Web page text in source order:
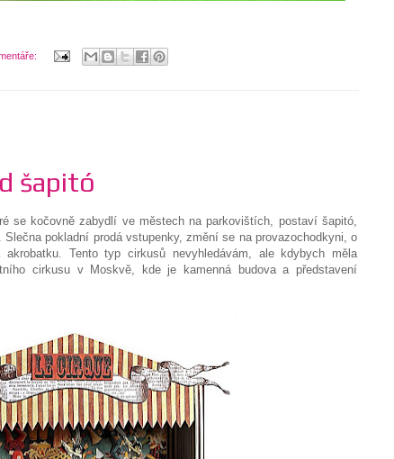
šapitó
se kočovně zabydlí ve městech na parkovištích, postaví šapitó,
pokladní prodá vstupenky, změní se na provazochodkyni, o
Tento typ cirkusů nevyhledávám, ale kdybych měla
cirkusu v Moskvě, kde je kamenná budova a představení